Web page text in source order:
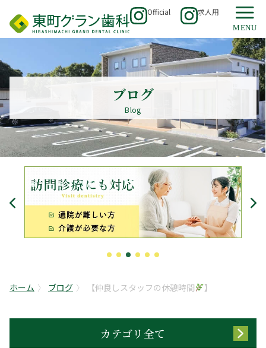
Official 求人用
ブログ
Blog
ホーム ブログ 【仲良しスタッフの休憩時間 】
カテゴリ全て